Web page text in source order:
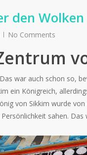
den Wolken
No Comments
war auch schon so,
ein Königreich,
von Sikkim wurde
sahen. Das